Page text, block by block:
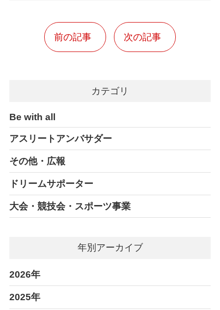
前の記事 次の記事
カテゴリ
Be with all
アスリートアンバサダー
その他・広報
ドリームサポーター
大会・競技会・スポーツ事業
年別アーカイブ
2026年
2025年